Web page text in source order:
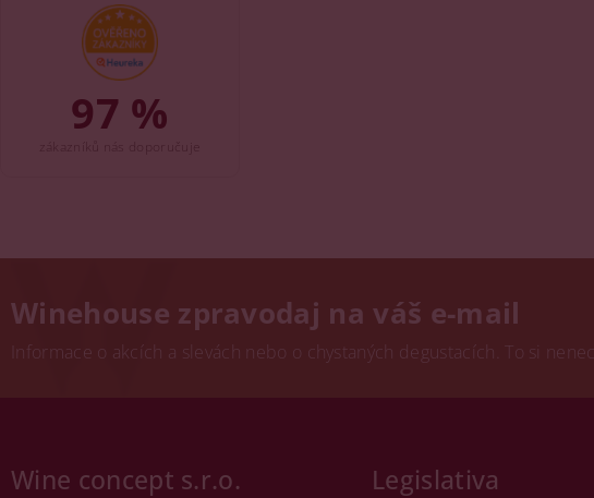
97 %
Winehouse zpravodaj na váš e-mail
Informace o akcích a slevách nebo o chystaných degustacích. To si
Wine concept s.r.o. Legislativa